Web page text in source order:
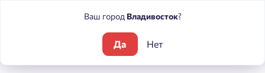
А +
Ваш город Владивосток?
Да Нет